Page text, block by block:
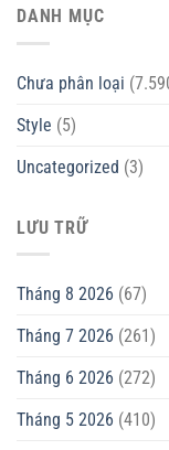
DANH MỤC
Chưa phân loại
Style (5)
Uncategorized (3)
LƯU TRỮ
Tháng 8 2026 (67)
Tháng 7 2026 (261)
Tháng 6 2026 (272)
Tháng 5 2026 (410)